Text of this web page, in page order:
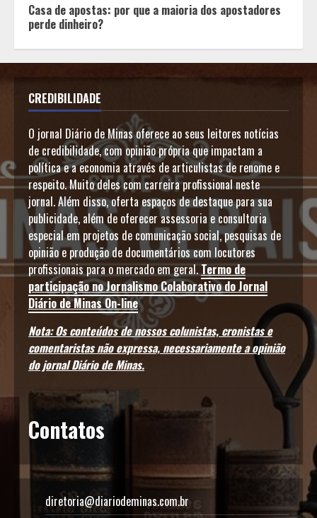
Casa de apostas: por que a maioria dos apostadores
perde dinheiro?
CREDIBILIDADE
O jornal Diário de Minas oferece ao seus leitores notícias
de credibilidade, com opinião própria que impactam a
política e a economia através de articulistas de renome e
respeito. Muito deles com carreira profissional neste
jornal. Além disso, oferta espaços de destaque para sua
publicidade, além de oferecer assessoria e consultoria
especial em projetos de comunicação social, pesquisas de
opinião e produção de documentários com locutores
profissionais para o mercado em geral.Termo de
participação no Jornalismo Colaborativo do Jornal
Diário de Minas On-line
Nota: Os conteúdos de nossos colunistas, cronistas e
comentaristas não expressa, necessariamente a opinião
do jornal Diário de Minas.
Contatos
diretoria@diariodeminas.com.br